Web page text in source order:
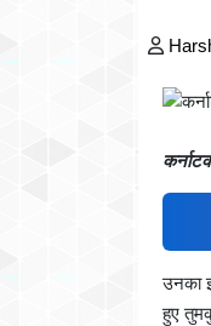
उनका
हुए